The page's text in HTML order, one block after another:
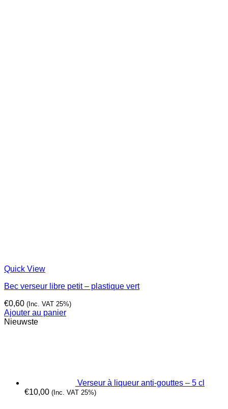
Quick View
Bec verseur libre petit – plastique vert
€0,60 (Inc. VAT 25%)
Ajouter au panier
Nieuwste
Verseur à liqueur anti-gouttes – 5 cl
€10,00 (Inc. VAT 25%)